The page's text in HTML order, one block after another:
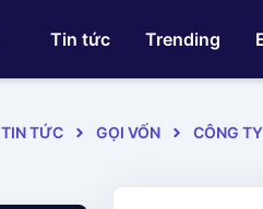
Tin tức Trending
TIN TỨC GỌI VỐN CÔNG